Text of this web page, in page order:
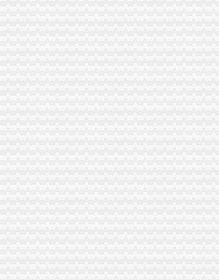
山西华南煤化有限公司南山煤矿-企业信用深度报告-企业库-智
绍兴市昌茂进出口有限公司档案_企业资质证书_中国服装网
宁波市南山进出口有限公司_【信用信息_诉讼信息_财务信息_注册信息
深圳南山企业注册
【南山区注册外资公司,代表处,出口退税,进出口权】-久久信息网
深圳南山电子公司注册,深圳南山进出口公司注册-深圳58同城
南山无须办公地址注册公司办理进出口权-南山周边工商注册|深圳酷易搜
宁波市南山进出口有限公司
南山公司注册进出口权申请龙岗记账报税【今日推荐网-深圳工商/税务/
义乌市南山进出口有限公司
南山区贸易公司进出口权办理如何申请进出口权_2018新公司注册信
代理进出口业务代办南山进出口资质注册
深圳南山个体户注册代理南山进出口经营权快速办-久久信息网
深圳公司注册前海公司注册南山区注册公司
南油代理注册公司南山区南头代办营业执照后海代办个体工商户-产
罗湖福田南山注册深圳进出口贸易公司办理进出口经营权-深圳58同城
南山代理注册进口公司选达尔安财税-咨询-十堰网
深圳市南山进出口权公司办理要求《官方指定,深圳市南山进出口权公
深圳市通万达进出口有限公司/南山
深圳市南山进出口经营权办理流程,深圳市南山进出口经营权办理流
深圳南山哪里有申请进出口权代办公司-商务服务
南山办理进口公司注册选达尔安财税-咨询-十堰网
南山办理进出口权哪家好|香港公司注册|华创财务代理不二之选_华创公
南山公司办理进出口权-商务服务-绍兴E网
宁波市南山进出口有限公司联系方式_信用报告_工商信息-启信宝
南山工商注册厂家_南山工商注册厂家/公司-阿里巴巴公司黄页
深圳市壹加壹进出口有限公司